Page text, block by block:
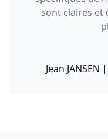
sont claires et
Jean JANSEN |